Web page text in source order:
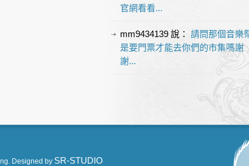
官網看看...
mm9434139說： 請問那個音樂
是要門票才能去你們的市集嗎謝
謝...
Designed by SR-STUDIO